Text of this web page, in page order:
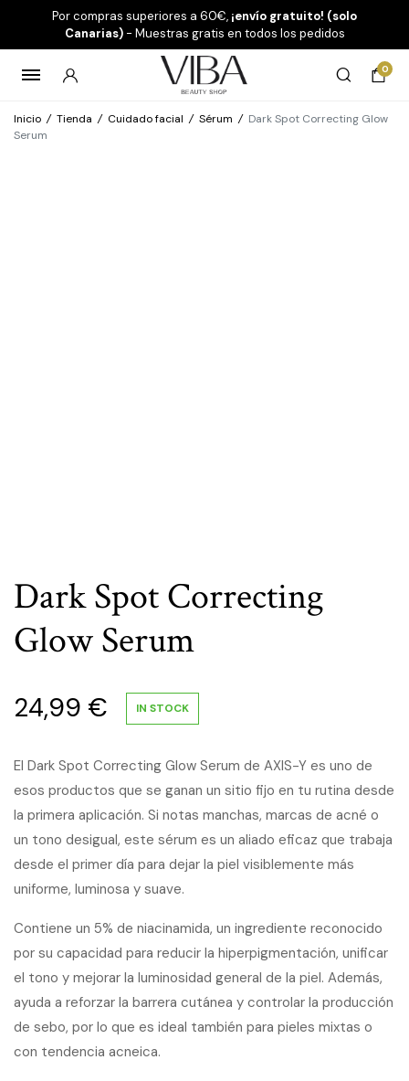
Por compras superiores a 60€, ¡envío gratuito! (solo
Canarias)- Muestras gratis en todos los pedidos
0
Inicio / Tienda / Cuidado facial / Sérum / Dark Spot Correcting Glow
Serum
Dark Spot Correcting
Glow Serum
24,99 € IN STOCK
El Dark Spot Correcting Glow Serum de AXIS-Y es uno de
esos productos que se ganan un sitio fijo en tu rutina desde
la primera aplicación. Si notas manchas, marcas de acné o
un tono desigual, este sérum es un aliado eficaz que trabaja
desde el primer día para dejar la piel visiblemente más
uniforme, luminosa y suave.
Contiene un 5% de niacinamida, un ingrediente reconocido
por su capacidad para reducir la hiperpigmentación, unificar
el tono y mejorar la luminosidad general de la piel. Además,
ayuda a reforzar la barrera cutánea y controlar la producción
de sebo, por lo que es ideal también para pieles mixtas o
con tendencia acneica.